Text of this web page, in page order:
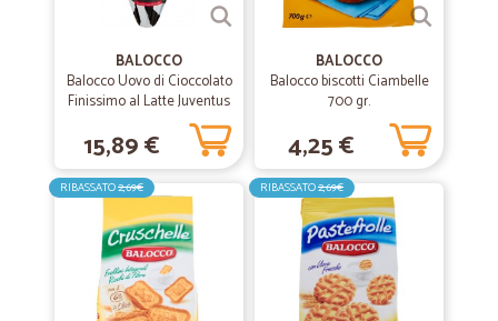
Servizio ottimo
Servizio ottimo! Veloce e puntuale: la farina che ho ordinato è
—Liviana P.
Ottimo servizio
Ottimo servizio, puntualità nel recapito, ottimo l'imballaggio.
BALOCCO
Balocco Uovo di Cioccolato
Finissimo al Latte Juventus
15,89 €
BALOCCO
Balocco biscotti Ciambelle
700 gr.
4,25 €
RIBASSATO2,69€ RIBASSATO2,69€